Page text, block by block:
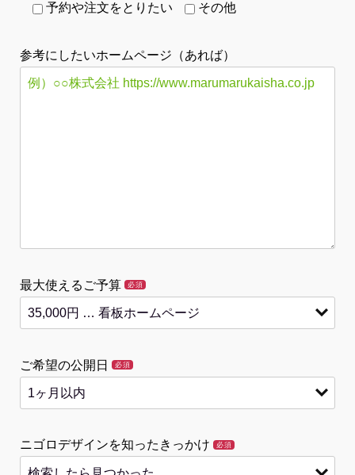
予約や注文をとりたい
その他
参考にしたいホームページ（あれば）
最大使えるご予算 必須
ご希望の公開日 必須
ニゴロデザインを知ったきっかけ 必須